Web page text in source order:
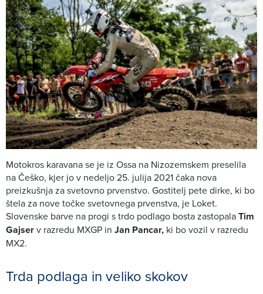
Motokros karavana se je iz Ossa na Nizozemskem preselila
na Češko, kjer jo v nedeljo 25. julija 2021 čaka nova
preizkušnja za svetovno prvenstvo. Gostitelj pete dirke, ki bo
štela za nove točke svetovnega prvenstva, je Loket.
Slovenske barve na progi s trdo podlago bosta zastopalaTim
Gajserv razredu MXGP in Jan Pancar, ki bo vozil v razredu
MX2.
Trda podlaga in veliko skokov